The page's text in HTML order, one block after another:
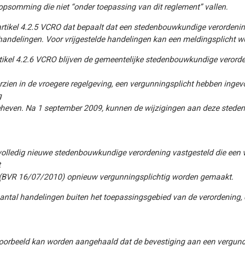
die niet “onder toepassing van dit reglement” vallen.
4.2.5 VCRO dat bepaalt dat een stedenbouwkundige
Voor vrijgestelde handelingen kan een meldingsplicht
4.2.6 VCRO blijven de gemeentelijke stedenbouwkundige
in de vroegere regelgeving, een vergunningsplicht hebben
Na 1 september 2009, kunnen de wijzigingen aan deze
nieuwe stedenbouwkundige verordening vastgesteld die
16/07/2010) opnieuw vergunningsplichtig worden gemaakt.
handelingen buiten het toepassingsgebied van de
kan worden aangehaald dat de bevestiging aan een